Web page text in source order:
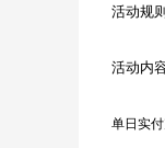
活动规
活动内
单日实